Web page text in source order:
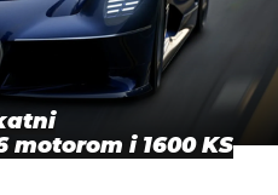
i 1600 KS